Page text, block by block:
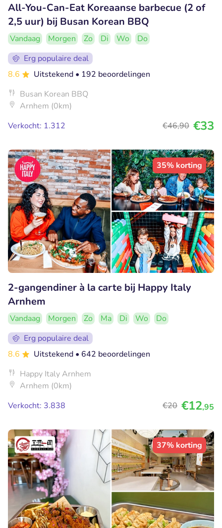
All-You-Can-Eat Koreaanse barbecue (2 of
2,5 uur) bij Busan Korean BBQ
Vandaag Morgen Zo Di Wo
Do
Erg populaire deal
8.6
Uitstekend • 192 beoordelingen
Busan Korean BBQ
Arnhem (0km)
Verkocht: 1.312
€46,90 €33
35% korting
2-gangendiner à la carte bij Happy Italy
Arnhem
Vandaag Morgen Zo Ma Di Wo
Do
Erg populaire deal
8.6
Uitstekend • 642 beoordelingen
Happy Italy Arnhem
Arnhem (0km)
Verkocht: 3.838
€20 €12,95
37% korting